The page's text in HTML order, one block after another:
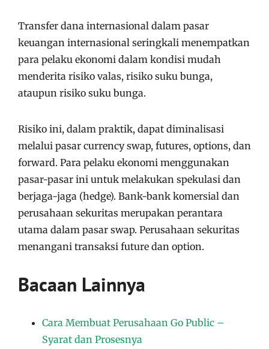
Transfer dana internasional dalam pasar
keuangan internasional seringkali menempatkan
para pelaku ekonomi dalam kondisi mudah
menderita risiko valas, risiko suku bunga,
ataupun risiko suku bunga.
Risiko ini, dalam praktik, dapat diminalisasi
melalui pasar currency swap, futures, options, dan
forward. Para pelaku ekonomi menggunakan
pasar-pasar ini untuk melakukan spekulasi dan
berjaga-jaga (hedge). Bank-bank komersial dan
perusahaan sekuritas merupakan perantara
utama dalam pasar swap. Perusahaan sekuritas
menangani transaksi future dan option.
Bacaan Lainnya
Cara Membuat Perusahaan Go Public –
Syarat dan Prosesnya